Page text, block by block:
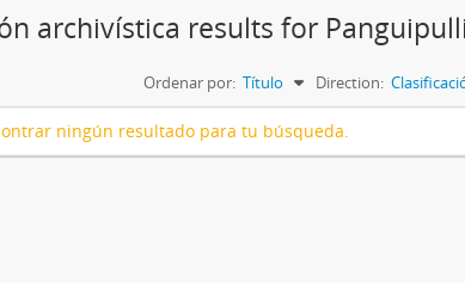
archivística results for Panguipulli
Ordenar por: Título Direction:
ningún resultado para tu búsqueda.